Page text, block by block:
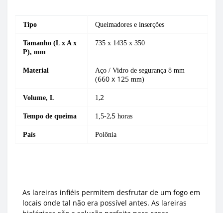
Tipo Queimadores e inserções
Tamanho (L x A x
P), mm
735 x 1435 x 350
Material
Aço / Vidro de segurança 8 mm
(660 x 125 mm)
Volume, L 1 ,2
Tempo de queima 1,5-2,5 horas
País Polônia
As lareiras infiéis permitem desfrutar de um fogo em
locais onde tal não era possível antes. As lareiras